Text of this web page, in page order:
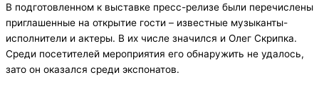
В подготовленном к выставке пресс-релизе были перечислены
приглашенные на открытие гости – известные музыканты-
исполнители и актеры. В их числе значился и Олег Скрипка.
Среди посетителей мероприятия его обнаружить не удалось,
зато он оказался среди экспонатов.